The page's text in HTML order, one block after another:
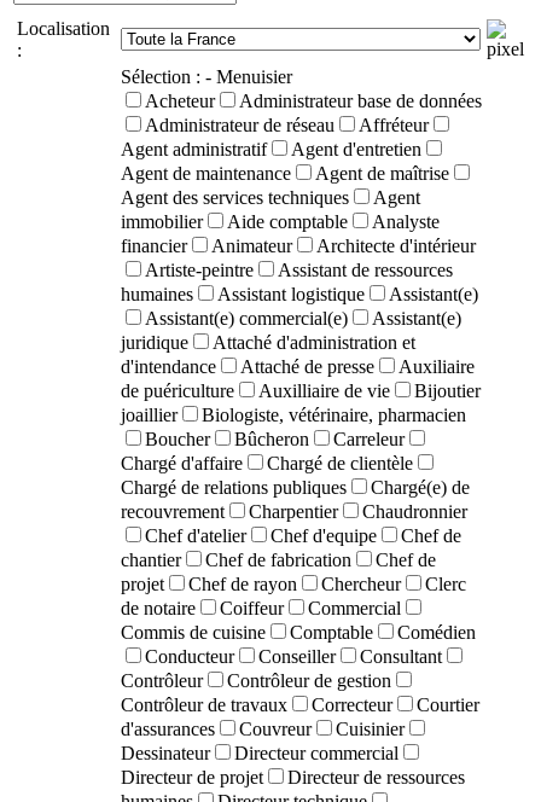
Localisation
:
Sélection : - Menuisier
Acheteur
Administrateur base de données
Administrateur de réseau
Affréteur
Agent administratif
Agent d'entretien
Agent de maintenance
Agent de maîtrise
Agent des services techniques
Agent
immobilier
Aide comptable
Analyste
financier
Animateur
Architecte d'intérieur
Artiste-peintre
Assistant de ressources
humaines
Assistant logistique
Assistant(e)
Assistant(e) commercial(e)
Assistant(e)
juridique
Attaché d'administration et
d'intendance
Attaché de presse
Auxiliaire
de puériculture
Auxilliaire de vie
Bijoutier
joaillier
Biologiste, vétérinaire, pharmacien
Boucher
Bûcheron
Carreleur
Chargé d'affaire
Chargé de clientèle
Chargé de relations publiques
Chargé(e) de
recouvrement
Charpentier
Chaudronnier
Chef d'atelier
Chef d'equipe
Chef de
chantier
Chef de fabrication
Chef de
projet
Chef de rayon Chercheur
Clerc
de notaire
Coiffeur
Commercial
Commis de cuisine
Comptable
Comédien
Conducteur
Conseiller
Consultant
Contrôleur
Contrôleur de gestion
Contrôleur de travaux
Correcteur
Courtier
d'assurances
Couvreur
Cuisinier
Dessinateur
Directeur commercial
Directeur de projet
Directeur de ressources